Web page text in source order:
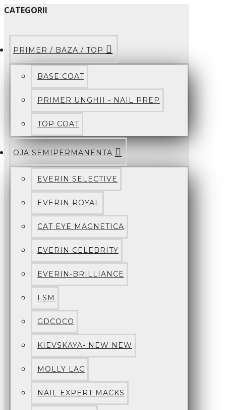
CATEGORII
PRIMER / BAZA / TOP
BASE COAT
PRIMER UNGHII - NAIL PREP
TOP COAT
OJA SEMIPERMANENTA
EVERIN SELECTIVE
EVERIN ROYAL
CAT EYE MAGNETICA
EVERIN CELEBRITY
EVERIN-BRILLIANCE
FSM
GDCOCO
KIEVSKAYA- NEW NEW
MOLLY LAC
NAIL EXPERT MACKS